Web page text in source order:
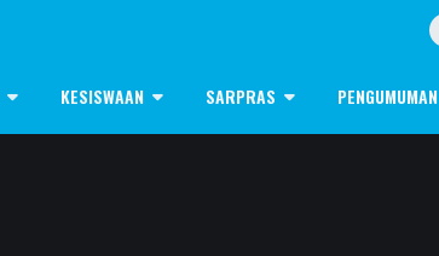
KESISWAAN SARPRAS PENGUMUMAN